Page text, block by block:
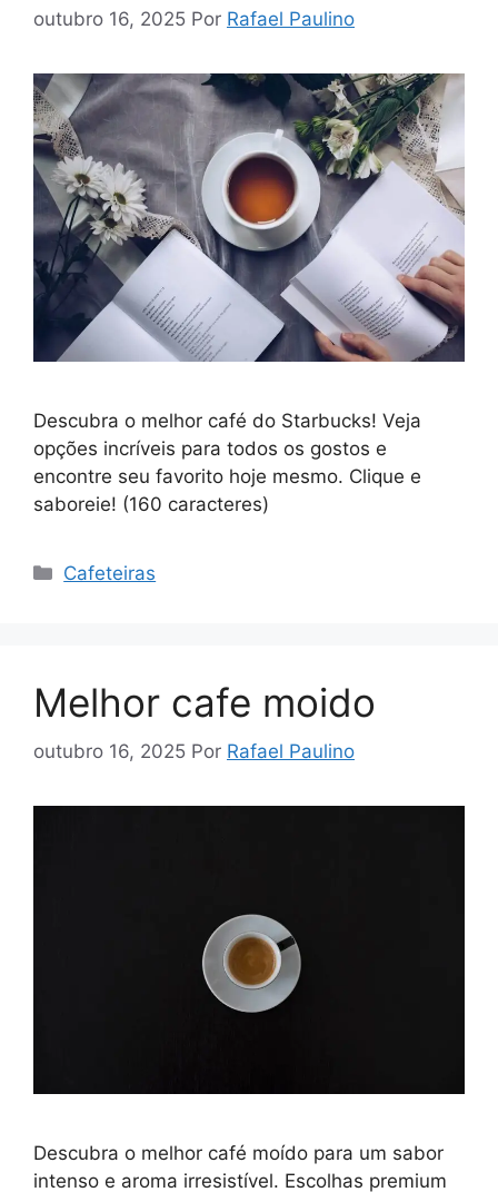
outubro 16, 2025 Por Rafael Paulino
Descubra o melhor café do Starbucks! Veja
opções incríveis para todos os gostos e
encontre seu favorito hoje mesmo. Clique e
saboreie! (160 caracteres)
Categorias
Cafeteiras
Melhor cafe moido
outubro 16, 2025 Por Rafael Paulino
Descubra o melhor café moído para um sabor
intenso e aroma irresistível. Escolhas premium